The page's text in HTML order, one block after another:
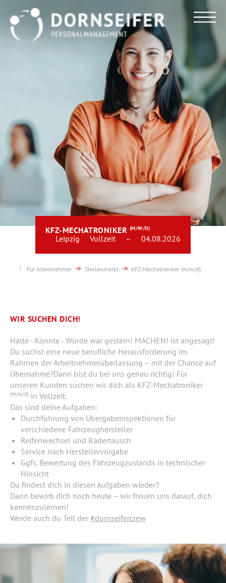
KFZ-MECHATRONIKER (M/W/D)
Leipzig Vollzeit – 04.08.2026
Für Arbeitnehmer Stellenmarkt KFZ-Mechatroniker (m/w/d)
WIR SUCHEN DICH!
Hätte - Könnte - Würde war gestern! MACHEN! ist angesagt!
Du suchst eine neue berufliche Herausforderung im
Rahmen der Arbeitnehmerüberlassung – mit der Chance auf
Übernahme?Dann bist du bei uns genau richtig! Für
unseren Kunden suchen wir dich als KFZ-Mechatroniker
(m/w/d) in Vollzeit.
Das sind deine Aufgaben:
Durchführung von Übergabeinspektionen für
verschiedene Fahrzeughersteller
Reifenwechsel und Rädertausch
Service nach Herstellervorgabe
Ggfs. Bewertung des Fahrzeugzustands in technischer
Hinsicht
Du findest dich in diesen Aufgaben wieder?
Dann bewirb dich noch heute – wir freuen uns darauf, dich
kennenzulernen!
Werde auch du Teil der #dornseifercrew
Für Arbeitnehmer
Für Unternehmen
Dornseifer DNA
Referenzen
Stellenmarkt
Blog
Team